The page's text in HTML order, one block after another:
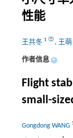
性能
王共冬 1 , 王萌
作者信息 +
Flight
small-
Gongdong WANG